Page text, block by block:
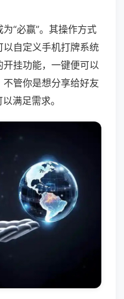
“必赢”。其操作方式
自定义手机打牌系统
挂功能，一键便可以
管你是想分享给好友
满足需求。